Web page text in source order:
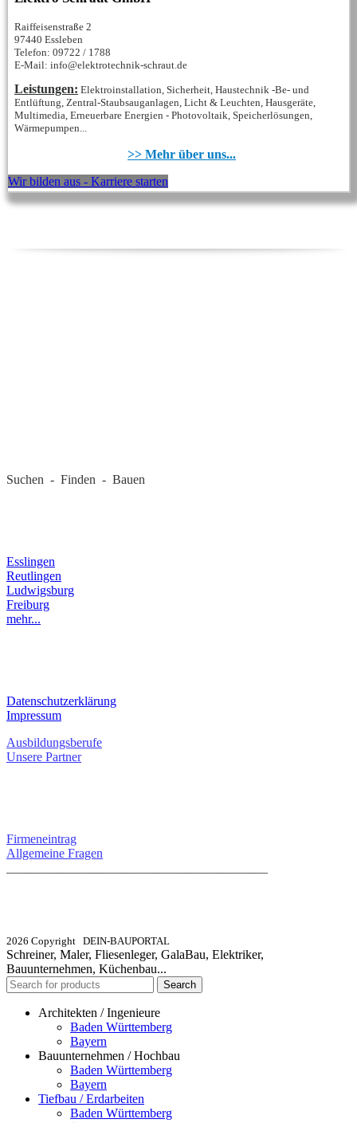
Raiffeisenstraße 2
97440 Essleben
Telefon: 09722 / 1788
E-Mail: info@elektrotechnik-schraut.de
Leistungen: Elektroinstallation, Sicherheit, Haustechnik -Be- und
Entlüftung, Zentral-Staubsauganlagen, Licht & Leuchten, Hausgeräte,
Multimedia, Erneuerbare Energien - Photovoltaik, Speicherlösungen,
Wärmepumpen...
>> Mehr über uns...
Wir bilden aus - Karriere starten
Suchen - Finden - Bauen
Esslingen
Reutlingen
Ludwigsburg
Freiburg
mehr...
Datenschutzerklärung
Impressum
Ausbildungsberufe
Unsere Partner
Firmeneintrag
Allgemeine Fragen
2026 Copyright DEIN-BAUPORTAL
Schreiner, Maler, Fliesenleger, GalaBau, Elektriker,
Bauunternehmen, Küchenbau...
Search
Architekten / Ingenieure
Baden Württemberg
Bayern
Bauunternehmen / Hochbau
Baden Württemberg
Bayern
Tiefbau / Erdarbeiten
Baden Württemberg